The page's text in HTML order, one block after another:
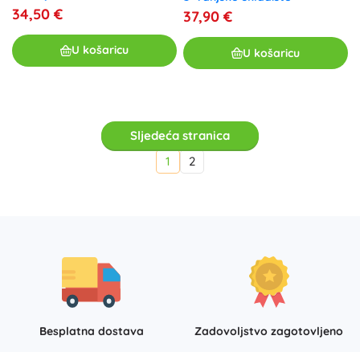
34,50 €
U košaricu
37,90 €
U košaricu
Sljedeća stranica
1
2
Besplatna dostava
Zadovoljstvo zagotovljeno